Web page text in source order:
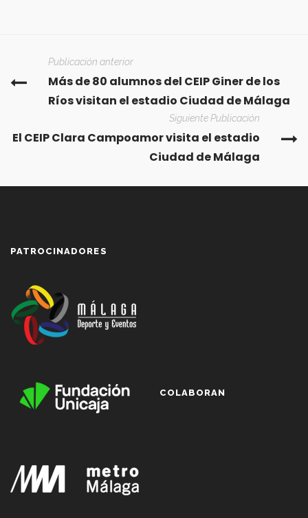
Publicación anterior
Más de 80 alumnos del CEIP Giner de los
Ríos visitan el estadio Ciudad de Málaga
Siguiente Publicación
El CEIP Clara Campoamor visita el estadio
Ciudad de Málaga
PATROCINADORES
COLABORAN